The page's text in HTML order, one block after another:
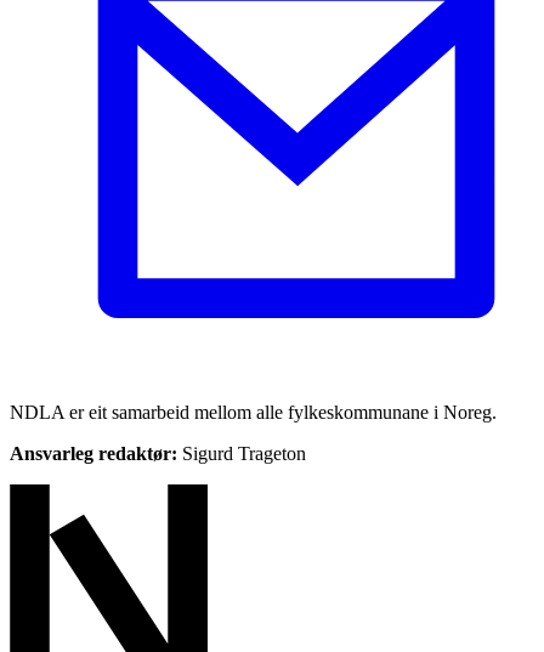
NDLA er eit samarbeid mellom alle fylkeskommunane i Noreg.
Ansvarleg redaktør: Sigurd Trageton